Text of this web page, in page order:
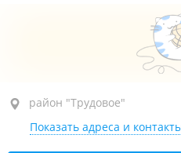
район "Трудовое", ул.
открыто: 09:00–20:00
район "Трудовое"
Показать адреса и